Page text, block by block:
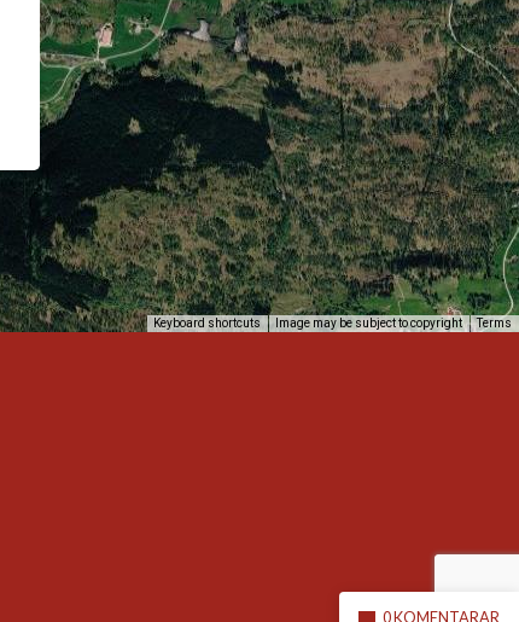
Keyboard shortcuts Image may be subject to copyright Terms
0 KOMENTARAR